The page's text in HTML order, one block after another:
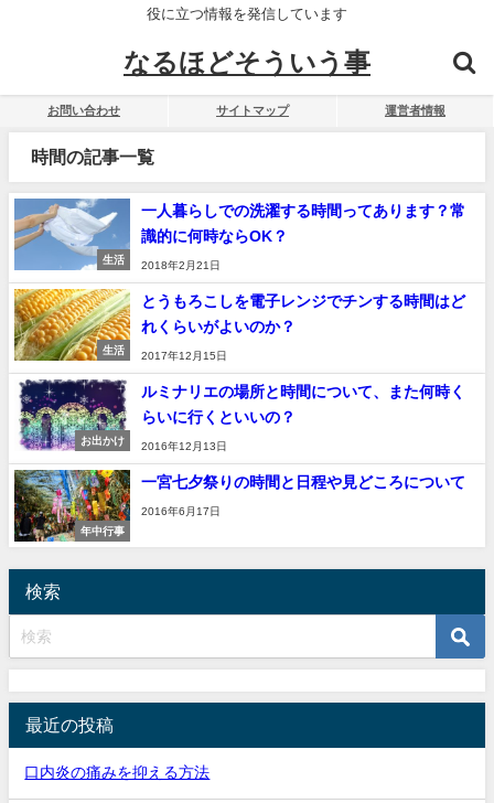
役に立つ情報を発信しています
なるほどそういう事
お問い合わせ サイトマップ 運営者情報
時間の記事一覧
生活
一人暮らしでの洗濯する時間ってあります？常
識的に何時ならOK？
2018年2月21日
生活
とうもろこしを電子レンジでチンする時間はど
れくらいがよいのか？
2017年12月15日
お出かけ
ルミナリエの場所と時間について、また何時く
らいに行くといいの？
2016年12月13日
年中行事
一宮七夕祭りの時間と日程や見どころについて
2016年6月17日
検索
最近の投稿
口内炎の痛みを抑える方法